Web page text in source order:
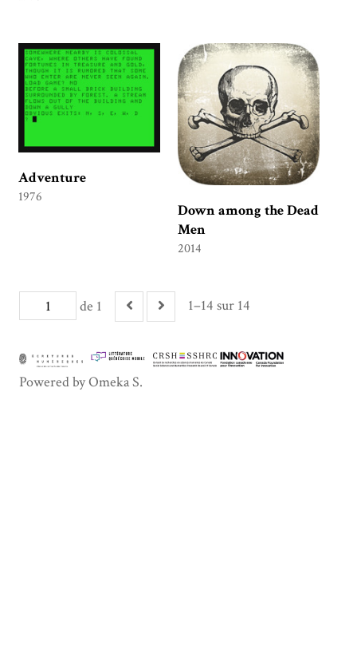
Adventure
1976
Down among the Dead
Men
2014
de 1 1–14 sur 14
Powered by Omeka S.